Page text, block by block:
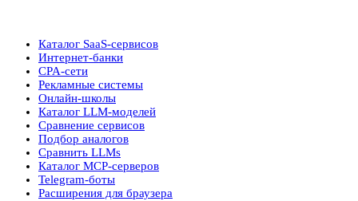
Каталог SaaS-сервисов
Интернет-банки
CPA-сети
Рекламные системы
Онлайн-школы
Каталог LLM-моделей
Сравнение сервисов
Подбор аналогов
Сравнить LLMs
Каталог MCP-серверов
Telegram-боты
Расширения для браузера